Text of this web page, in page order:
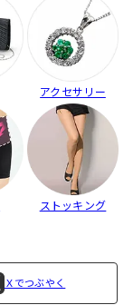
アクセサリー
ストッキング
Ｘでつぶやく